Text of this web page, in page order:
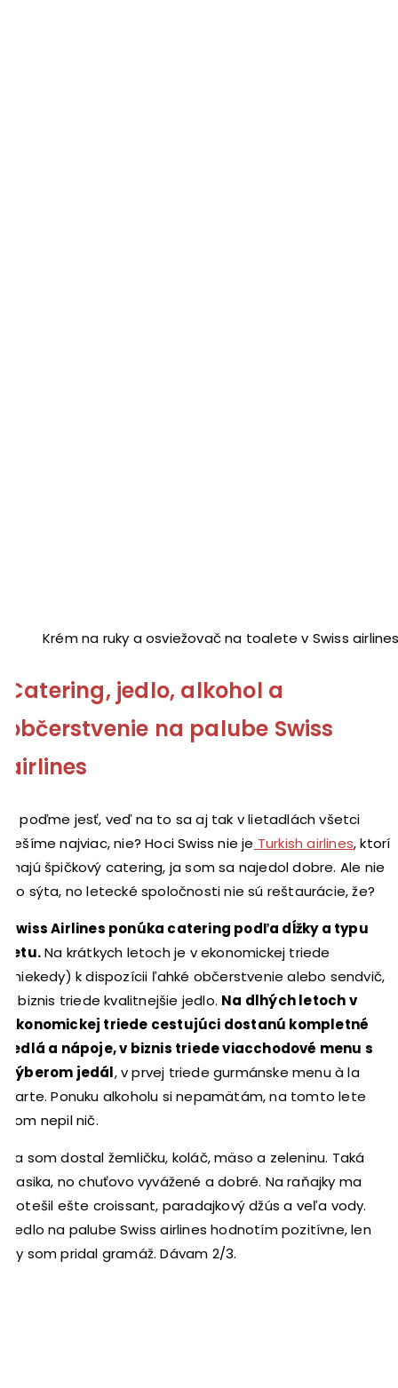
Krém na ruky a osviežovač na toalete v Swiss
Catering, jedlo, alkohol a
občerstvenie na palube Swiss
airlines
A poďme jesť, veď na to sa aj tak v lietadlách všetci
tešíme najviac, nie? Hoci Swiss nie je Turkish airlines, ktorí
majú špičkový catering, ja som sa najedol dobre. Ale nie
do sýta, no letecké spoločnosti nie sú reštaurácie, že?
Swiss Airlines ponúka catering podľa dĺžky a typu
letu.Na krátkych letoch je v ekonomickej triede
(niekedy) k dispozícii ľahké občerstvenie alebo sendvič,
v biznis triede kvalitnejšie jedlo. Na dlhých letoch v
ekonomickej triede cestujúci dostanú kompletné
jedlá a nápoje, v biznis triede viacchodové menu s
výberom jedál, v prvej triede gurmánske menu à la
carte. Ponuku alkoholu si nepamätám, na tomto lete
som nepil nič.
Ja som dostal žemličku, koláč, mäso a zeleninu. Taká
klasika, no chuťovo vyvážené a dobré. Na raňajky ma
potešil ešte croissant, paradajkový džús a veľa vody.
Jedlo na palube Swiss airlines hodnotím pozitívne, len
by som pridal gramáž. Dávam 2/3.